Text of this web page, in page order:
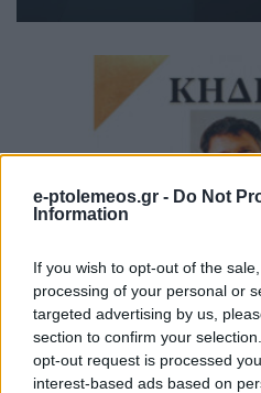
e-ptolemeos.gr - Do Not
Information
If you wish to opt-out of the
processing of your personal or
targeted advertising by us,
section to confirm your
opt-out request is processed
interest-based ads based on
ΤΟΠΙΚΉ ΕΠΙΚΑΙΡΌΤΗΤΑ
Την Πέμπτη στην
γιατρού Νίκου
ΑΠΌ E-PTOLEMEOS TEAM 4